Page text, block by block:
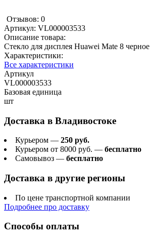
Отзывов: 0
Артикул: VL000003533
Описание товара:
Стекло для дисплея Huawei Mate 8 черное
Характеристики:
Все характеристики
Артикул
VL000003533
Базовая единица
шт
Доставка в Владивостоке
Курьером — 250 руб.
Курьером от 8000 руб. — бесплатно
Самовывоз — бесплатно
Доставка в другие регионы
По цене транспортной компании
Подробнее про доставку
Способы оплаты